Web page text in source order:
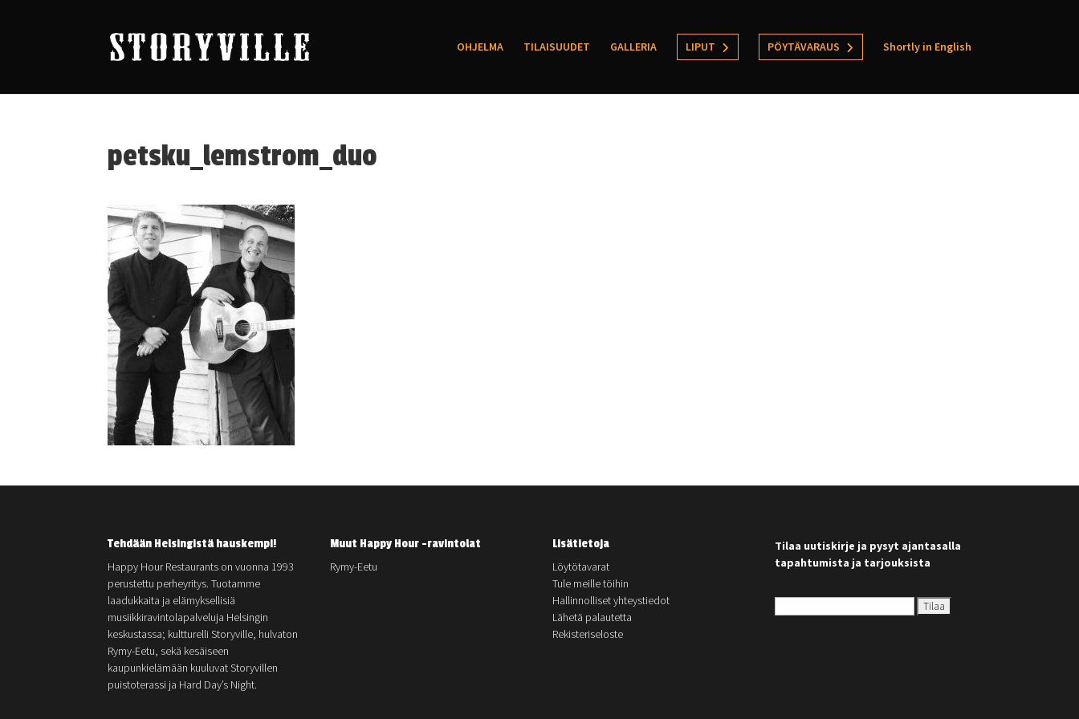
OHJELMA TILAISUUDET GALLERIA LIPUT PÖYTÄVARAUS Shortly in English
petsku_lemstrom_duo
Tehdään Helsingistä hauskempi!
Happy Hour Restaurants on vuonna 1993
perustettu perheyritys. Tuotamme
laadukkaita ja elämyksellisiä
musiikkiravintolapalveluja Helsingin
keskustassa; kultturelli Storyville, hulvaton
Rymy-Eetu, sekä kesäiseen
kaupunkielämään kuuluvat Storyvillen
puistoterassi ja Hard Day’s Night.
Muut Happy Hour -ravintolat
Rymy-Eetu
Lisätietoja
Löytötavarat
Tule meille töihin
Hallinnolliset yhteystiedot
Lähetä palautetta
Rekisteriseloste
Tilaa uutiskirje ja pysyt ajantasalla
tapahtumista ja tarjouksista